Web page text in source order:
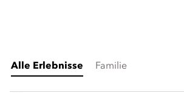
Alle Erlebnisse Familie